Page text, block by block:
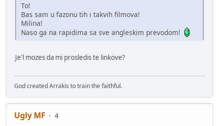
To!
Bas sam u fazonu tih i takvih filmova!
Milina!
Naso ga na rapidima sa sve angleskim prevodom!
Je'l mozes da mi prosledis te linkove?
God created Arrakis to train the faithful.
Ugly MF
4